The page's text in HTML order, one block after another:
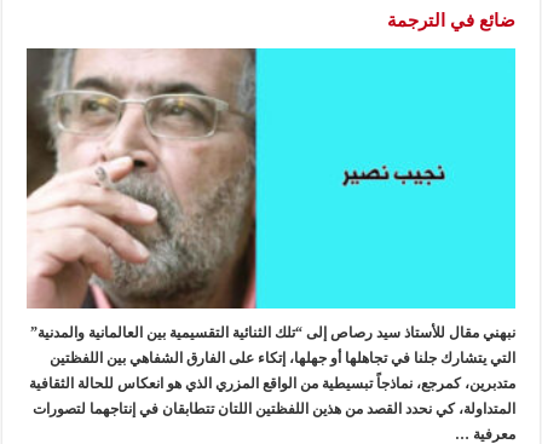
ضائع في الترجمة
نبهني مقال للأستاذ سيد رصاص إلى “تلك الثنائية التقسيمية بين العالمانية والمدنية”
التي يتشارك جلنا في تجاهلها أو جهلها، إتكاء على الفارق الشفاهي بين اللفظتين
متدبرين، كمرجع، نماذجاً تبسيطية من الواقع المزري الذي هو انعكاس للحالة الثقافية
المتداولة، كي نحدد القصد من هذين اللفظتين اللتان تتطابقان في إنتاجهما لتصورات
معرفية …